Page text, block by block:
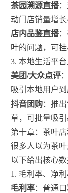
茶园溯源直播：
动门店销量增长
店内品鉴直播
叶的问题，可挂
3. 本地生活平台
美团/大众点评
吸引本地用户到
抖音团购：推
草，可批量吸引
第十章：茶叶店
很多人以为茶
以下给出核心数
1. 毛利率、净
毛利率：普通